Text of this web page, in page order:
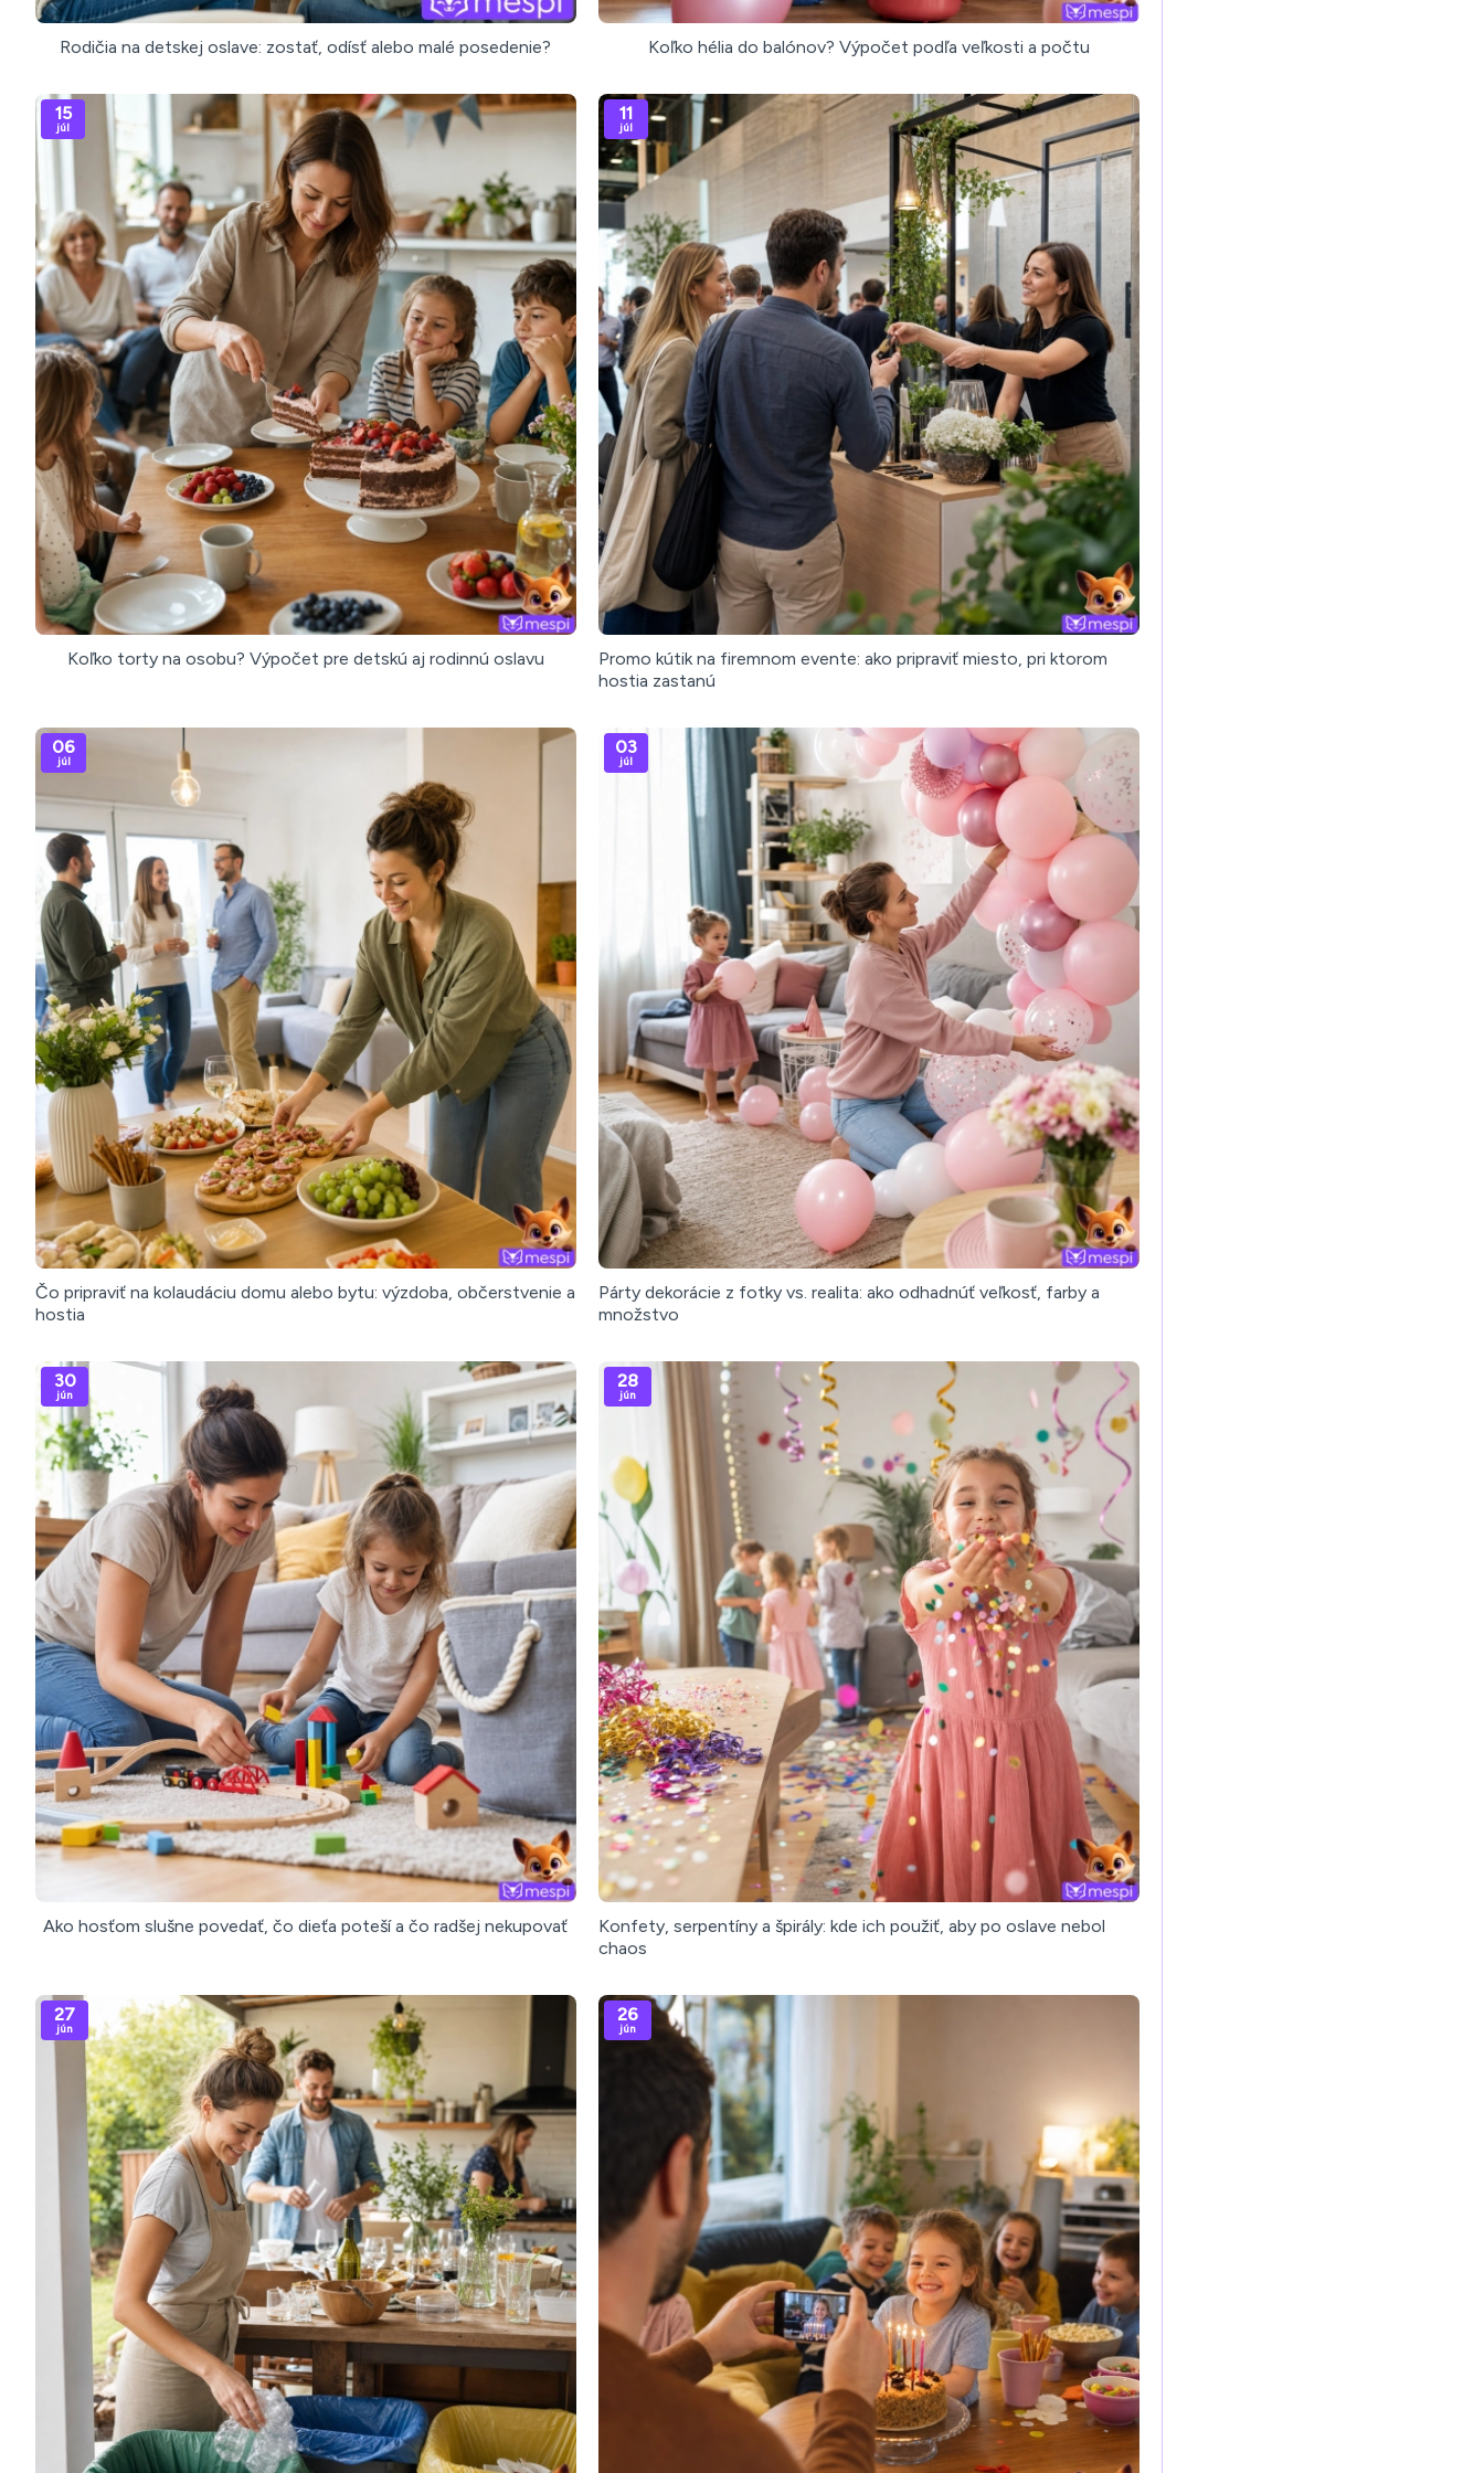
Rodičia na detskej oslave: zostať, odísť alebo malé posedenie? Koľko hélia do balónov? Výpočet podľa veľkosti a počtu
15
júl
Koľko torty na osobu? Výpočet pre detskú aj rodinnú oslavu
11
júl
Promo kútik na firemnom evente: ako pripraviť miesto, pri ktorom
hostia zastanú
06
júl
Čo pripraviť na kolaudáciu domu alebo bytu: výzdoba, občerstvenie a
hostia
03
júl
Párty dekorácie z fotky vs. realita: ako odhadnúť veľkosť, farby a
množstvo
30
jún
Ako hosťom slušne povedať, čo dieťa poteší a čo radšej nekupovať
28
jún
Konfety, serpentíny a špirály: kde ich použiť, aby po oslave nebol
chaos
27
jún
26
jún